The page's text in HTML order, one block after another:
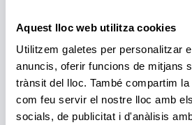
Aquest lloc web utilitza cookies
Utilitzem galetes per personalitzar
anuncis, oferir funcions de mitjans
trànsit del lloc. També compartim
com feu servir el nostre lloc amb
socials, de publicitat i d'anàlisis
visitar elvolcà del Croscati vam pujar fins
millor la riquesa geològica de la zona.
Les nits també van tenir el seu encant
jocs de nit van omplir de rialles i emoció el
viure una discoteca enmig del bosc, una